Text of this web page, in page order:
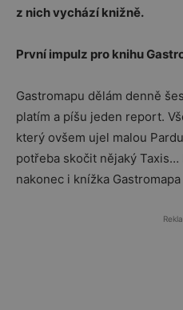
z nich vychází knižně.
První impulz pro knihu
Gastromapu dělám denně
platím a píšu jeden report.
který ovšem ujel malou
potřeba skočit nějaký
nakonec i knížka